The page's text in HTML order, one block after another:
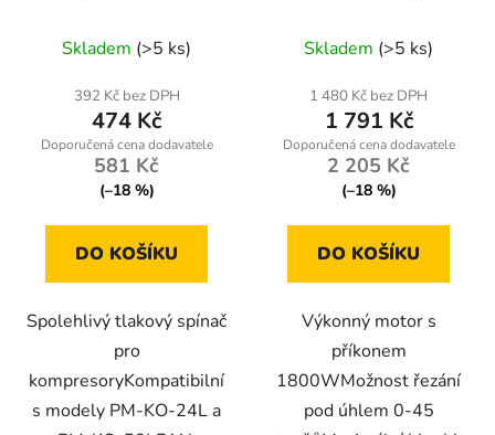
Skladem (>5 ks)
392 Kč bez DPH
474 Kč
581 Kč
(–18 %)
DO KOŠÍKU
Spolehlivý tlakový spínač
pro
kompresoryKompatibilní
s modely PM-KO-24L a
Skladem (>5 ks)
1 480 Kč bez DPH
1 791 Kč
2 205 Kč
(–18 %)
DO KOŠÍKU
Výkonný motor s
příkonem
1800WMožnost řezání
pod úhlem 0-45